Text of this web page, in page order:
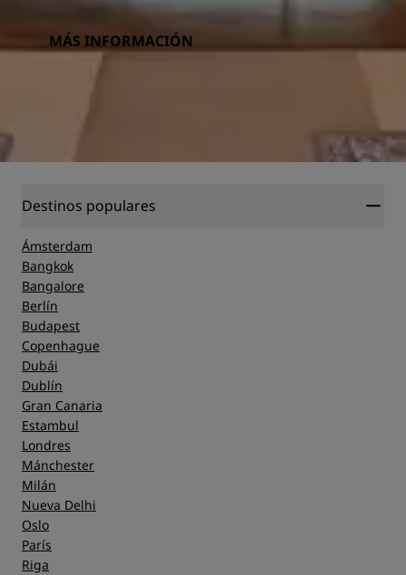
MÁS INFORMACIÓN
Destinos populares
Ámsterdam
Bangkok
Bangalore
Berlín
Budapest
Copenhague
Dubái
Dublín
Gran Canaria
Estambul
Londres
Mánchester
Milán
Nueva Delhi
Oslo
París
Riga